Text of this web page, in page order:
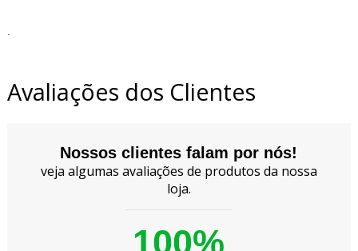
Avaliações dos Clientes
Nossos clientes falam por nós!
veja algumas avaliações de produtos da nossa
loja.
100%